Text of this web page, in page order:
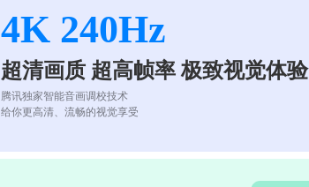
4K 240Hz
超清画质 超高帧率 极致视觉体验
腾讯独家智能音画调校技术
给你更高清、流畅的视觉享受